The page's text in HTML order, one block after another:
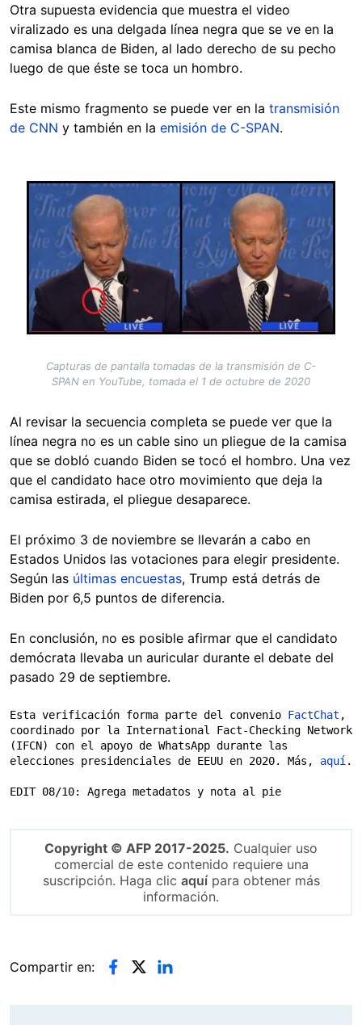
Otra supuesta evidencia que muestra el video
viralizado es una delgada línea negra que se ve en la
camisa blanca de Biden, al lado derecho de su pecho
luego de que éste se toca un hombro.
Este mismo fragmento se puede ver en la transmisión
de CNN y también en la emisión de C-SPAN.
Image
Capturas de pantalla tomadas de la transmisión de C-
SPAN en YouTube, tomada el 1 de octubre de 2020
Al revisar la secuencia completa se puede ver que la
línea negra no es un cable sino un pliegue de la camisa
que se dobló cuando Biden se tocó el hombro. Una vez
que el candidato hace otro movimiento que deja la
camisa estirada, el pliegue desaparece.
El próximo 3 de noviembre se llevarán a cabo en
Estados Unidos las votaciones para elegir presidente.
Según las últimas encuestas, Trump está detrás de
Biden por 6,5 puntos de diferencia.
En conclusión, no es posible afirmar que el candidato
demócrata llevaba un auricular durante el debate del
pasado 29 de septiembre.
Esta verificación forma parte del convenio FactChat ,
coordinado por la International Fact-Checking Network
(IFCN) con el apoyo de WhatsApp durante las
elecciones presidenciales de EEUU en 2020. Más,
aquí.
EDIT 08/10: Agrega metadatos y nota al pie
Copyright © AFP 2017-2025. Cualquier uso
comercial de este contenido requiere una
suscripción. Haga clic aquípara obtener más
información.
Compartir en: